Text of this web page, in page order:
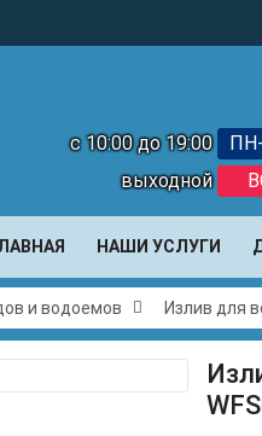
с 10:00 до 19:00
выходной
НАШИ УСЛУГИ
и водоемов Излив для